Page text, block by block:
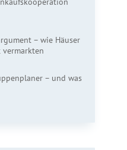
– wie Häuser
– und was